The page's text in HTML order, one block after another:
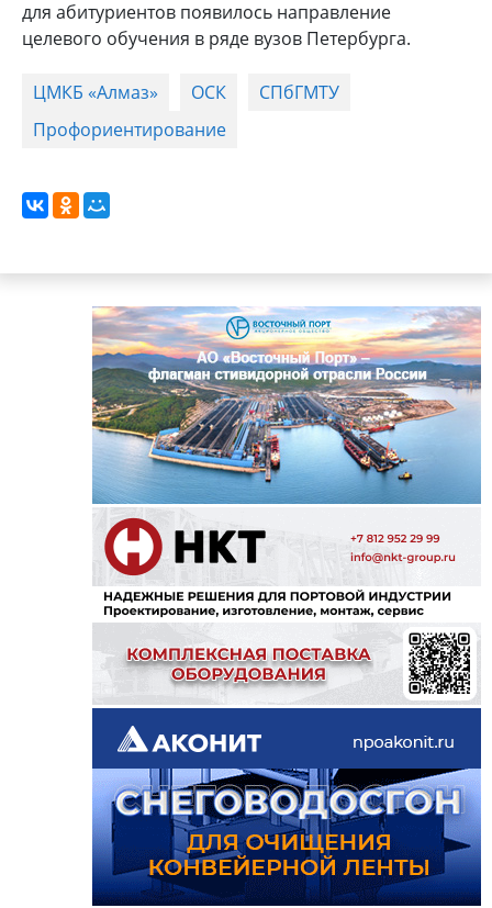
для абитуриентов появилось направление
целевого обучения в ряде вузов Петербурга.
ЦМКБ «Алмаз» ОСК
СПбГМТУ
Профориентирование